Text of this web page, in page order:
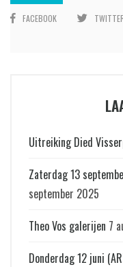
FACEBOOK
Uitreiking Died
Zaterdag 13
september 2025
Theo Vos galerijen 7
Donderdag 12 juni